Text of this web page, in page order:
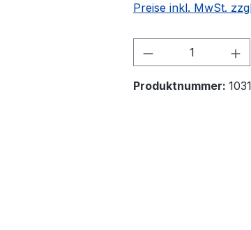
Preise inkl. MwSt.
Produkt
Produktnummer: